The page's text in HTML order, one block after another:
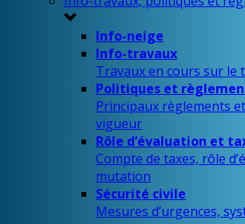
Info-neige
Info-travaux
Travaux en cours sur le
Politiques et
Principaux règlements
vigueur
Rôle d’évaluation et
Compte de taxes, rôle
mutation
Sécurité civile
Mesures d’urgences,